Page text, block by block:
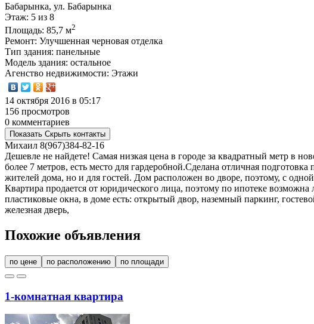
Бабарынка, ул. Бабарынка
Этаж: 5 из 8
Площадь: 85,7 м2
Ремонт: Улучшенная черновая отделка
Тип здания: панельные
Модель здания: остальное
Агенство недвижимости: Этажи
14 октября 2016 в 05:17
156 просмотров
0 комментариев
Показать Скрыть контакты
Михаил 8(967)384-82-16
Дешевле не найдете! Самая низкая цена в городе за квадратный метр в
более 7 метров, есть место для гардеробной.Сделана отличная
жителей дома, но и для гостей. Дом расположен во дворе, поэтому, с
Квартира продается от юридического лица, поэтому по ипотеке возможна
пластиковые окна, в доме есть: открытый двор, наземный паркинг,
железная дверь,
Похожие объявления
по цене по расположению по площади
1-комнатная квартира